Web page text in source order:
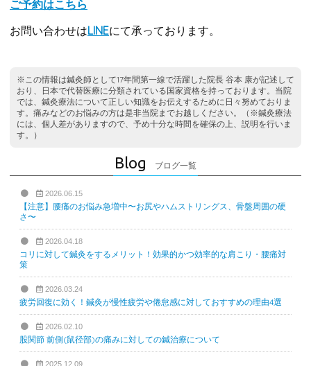
ご予約はこちら
お問い合わせはLINEにて承っております。
※この情報は鍼灸師として17年間第一線で活躍した院長 谷本 康が記述して
おり、日本で代替医療に分類されている国家資格を持っております。当院
では、鍼灸療法について正しい知識をお伝えするために日々努めておりま
す。痛みなどのお悩みの方は是非当院までお越しください。（※鍼灸療法
には、個人差がありますので、予め十分な時間を確保の上、説明を行いま
す。）
Blog ブログ一覧
2026.06.15
【注意】腰痛のお悩み急増中〜お尻やハムストリングス、骨盤周囲の硬
さ〜
2026.04.18
コリに対して鍼灸をするメリット！効果的かつ効率的な肩こり・腰痛対
策
2026.03.24
疲労回復に効く！鍼灸が慢性疲労や倦怠感に対しておすすめの理由4選
2026.02.10
股関節 前側(鼠径部)の痛みに対しての鍼治療について
2025.12.09